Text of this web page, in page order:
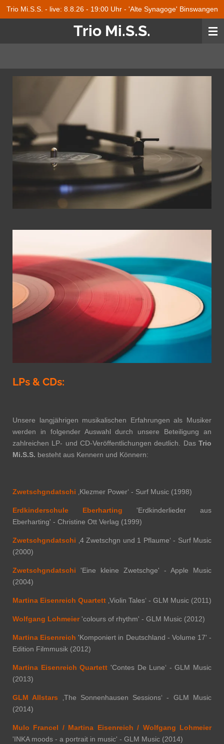
Zum
Trio Mi.S.S.
Trio Mi.S.S. - live: 8.8.26 - 19:00 Uhr - 'Alte Synagoge' Binswangen
LPs & CDs:
Unsere langjährigen musikalischen Erfahrungen als Musiker
werden in folgender Auswahl durch unsere Beteiligung an
zahlreichen LP- und CD-Veröffentlichungen deutlich. Das Trio
Mi.S.S. besteht aus Kennern und Könnern:
Zwetschgndatschi ‚Klezmer Power‘ - Surf Music (1998)
Erdkinderschule Eberharting 'Erdkinderlieder aus
Eberharting' - Christine Ott Verlag (1999)
Zwetschgndatschi ‚4 Zwetschgn und 1 Pflaume‘ - Surf Music
(2000)
Zwetschgndatschi
'Eine kleine Zwetschge' - Apple Music
(2004)
Martina Eisenreich Quartett ‚Violin Tales‘ - GLM Music (2011)
Wolfgang Lohmeier 'colours of rhythm' - GLM Music (2012)
Martina Eisenreich'Komponiert in Deutschland - Volume 17' -
Edition Filmmusik (2012)
Martina Eisenreich Quartett 'Contes De Lune‘ - GLM Music
(2013)
GLM Allstars ‚The Sonnenhausen Sessions‘ - GLM Music
(2014)
Mulo Francel / Martina Eisenreich / Wolfgang Lohmeier
'INKA moods - a portrait in music' - GLM Music (2014)